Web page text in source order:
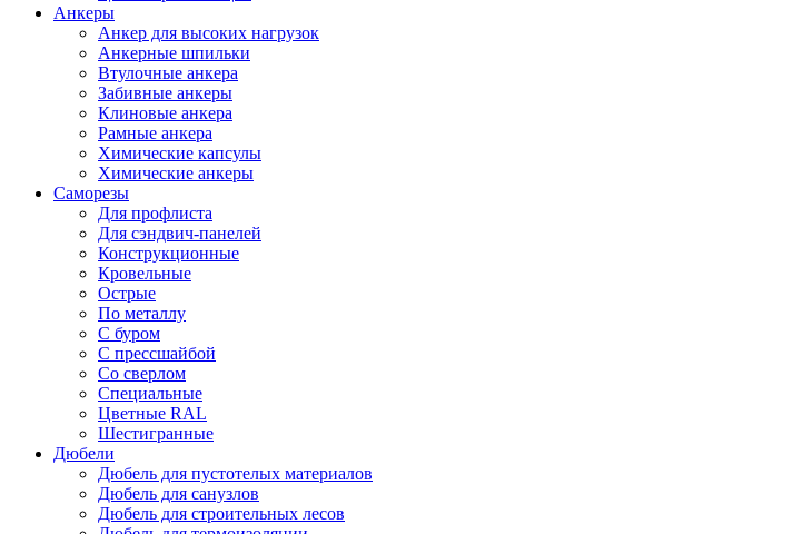
Анкеры
Анкер для высоких нагрузок
Анкерные шпильки
Втулочные анкера
Забивные анкеры
Клиновые анкера
Рамные анкера
Химические капсулы
Химические анкеры
Саморезы
Для профлиста
Для сэндвич-панелей
Конструкционные
Кровельные
Острые
По металлу
С буром
С прессшайбой
Со сверлом
Специальные
Цветные RAL
Шестигранные
Дюбели
Дюбель для пустотелых материалов
Дюбель для санузлов
Дюбель для строительных лесов